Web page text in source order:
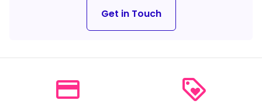
Get in Touch
payment loyalty